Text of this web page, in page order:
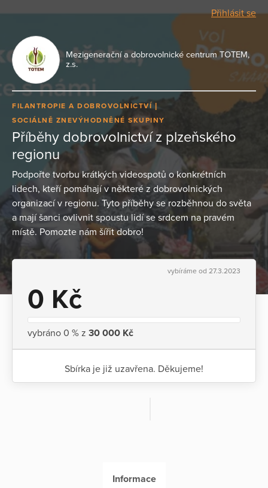
Přihlásit se
Mezigenerační a dobrovolnické centrum TOTEM,
z.s.
FILANTROPIE A DOBROVOLNICTVÍ
SOCIÁLNĚ ZNEVÝHODNĚNÉ SKUPINY
Příběhy dobrovolnictví z plzeňského
regionu
Podpořte tvorbu krátkých videospotů o konkrétních
lidech, kteří pomáhají v některé z dobrovolnických
organizací v regionu. Tyto příběhy se rozběhnou do světa
a mají šanci ovlivnit spoustu lidí se srdcem na pravém
místě. Pomozte nám šířit dobro!
vybíráme od 27.3.2023
0 Kč
vybráno 0 % z 30 000 Kč
Sbírka je již uzavřena. Děkujeme!
Informace